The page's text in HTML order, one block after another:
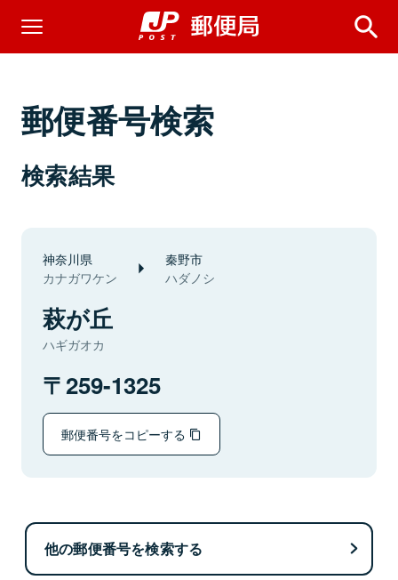
郵便番号検索
検索結果
神奈川県
カナガワケン
秦野市
ハダノシ
萩が丘
ハギガオカ
259-1325
郵便番号をコピーする
他の郵便番号を検索する